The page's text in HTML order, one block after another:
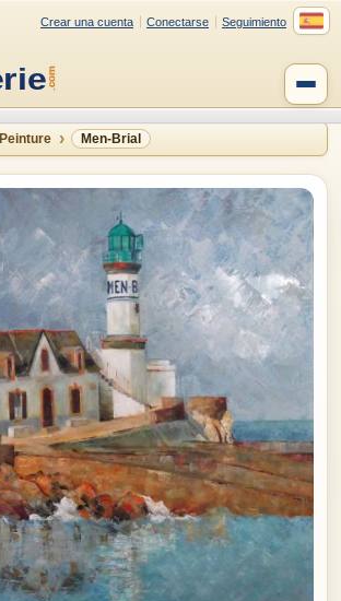
Crear una cuenta Conectarse Seguimiento
Peinture Men-Brial